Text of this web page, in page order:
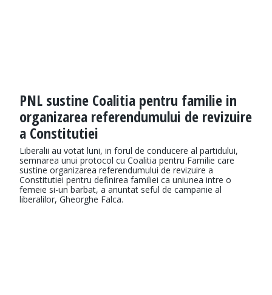
PNL sustine Coalitia pentru familie in
organizarea referendumului de revizuire
a Constitutiei
Liberalii au votat luni, in forul de conducere al partidului,
semnarea unui protocol cu Coalitia pentru Familie care
sustine organizarea referendumului de revizuire a
Constitutiei pentru definirea familiei ca uniunea intre o
femeie si-un barbat, a anuntat seful de campanie al
liberalilor, Gheorghe Falca.